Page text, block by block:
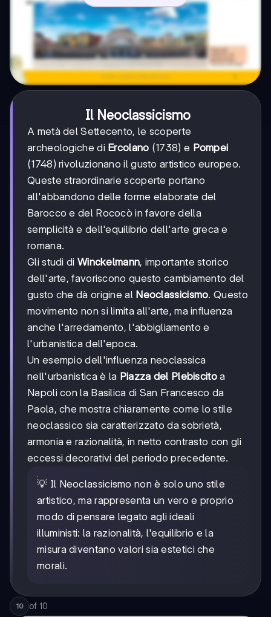
Il Neoclassicismo
A metà del Settecento, le scoperte
archeologiche di Ercolano (1738) e Pompei
(1748) rivoluzionano il gusto artistico europeo.
Queste straordinarie scoperte portano
all'abbandono delle forme elaborate del
Barocco e del Rococò in favore della
semplicità e dell'equilibrio dell'arte greca e
romana.
Gli studi di Winckelmann, importante storico
dell'arte, favoriscono questo cambiamento del
gusto che dà origine al Neoclassicismo. Questo
movimento non si limita all'arte, ma influenza
anche l'arredamento, l'abbigliamento e
l'urbanistica dell'epoca.
Un esempio dell'influenza neoclassica
nell'urbanistica è la Piazza del Plebiscitoa
Napoli con la Basilica di San Francesco da
Paola, che mostra chiaramente come lo stile
neoclassico sia caratterizzato da sobrietà,
armonia e razionalità, in netto contrasto con gli
eccessi decorativi del periodo precedente.
💡 Il Neoclassicismo non è solo uno stile
artistico, ma rappresenta un vero e proprio
modo di pensare legato agli ideali
illuministi: la razionalità, l'equilibrio e la
misura diventano valori sia estetici che
morali.
10 of 10